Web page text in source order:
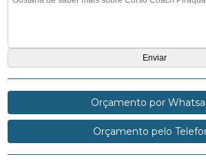
Orçamento por
Orçamento pelo